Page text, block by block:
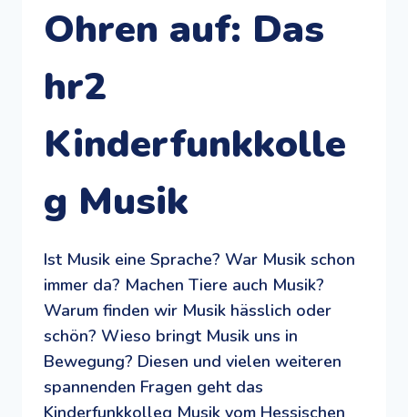
Ohren auf: Das
hr2
Kinderfunkkolle
g Musik
Ist Musik eine Sprache? War Musik schon
immer da? Machen Tiere auch Musik?
Warum finden wir Musik hässlich oder
schön? Wieso bringt Musik uns in
Bewegung? Diesen und vielen weiteren
spannenden Fragen geht das
Kinderfunkkolleg Musik vom Hessischen